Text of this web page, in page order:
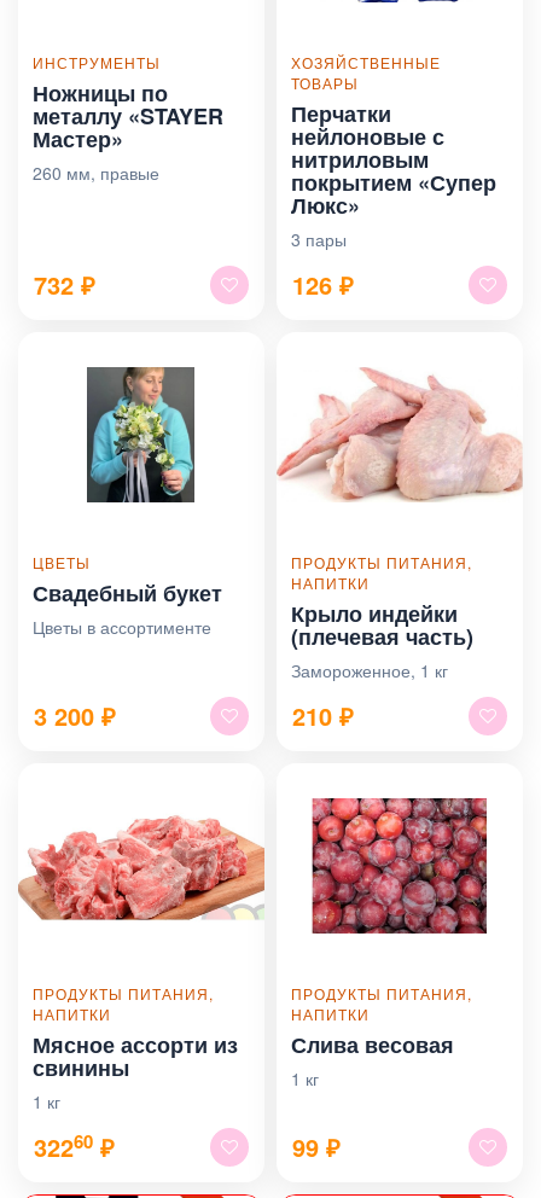
ИНСТРУМЕНТЫ
Ножницы по
металлу «STAYER
Мастер»
260 мм, правые
732 ₽
ХОЗЯЙСТВЕННЫЕ
ТОВАРЫ
Перчатки
нейлоновые с
нитриловым
покрытием «Супер
Люкс»
3 пары
126 ₽
ЦВЕТЫ
Свадебный букет
Цветы в ассортименте
3 200 ₽
ПРОДУКТЫ ПИТАНИЯ,
НАПИТКИ
Крыло индейки
(плечевая часть)
Замороженное, 1 кг
210 ₽
ПРОДУКТЫ ПИТАНИЯ,
НАПИТКИ
Мясное ассорти из
свинины
1 кг
32260 ₽
ПРОДУКТЫ ПИТАНИЯ,
НАПИТКИ
Слива весовая
1 кг
99 ₽